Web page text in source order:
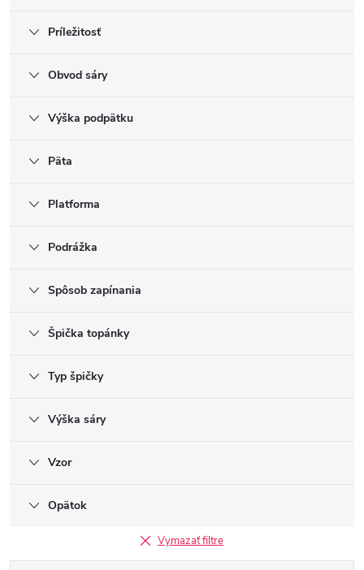
Príležitosť
Obvod sáry
Výška podpätku
Päta
Platforma
Podrážka
Spôsob zapínania
Špička topánky
Typ špičky
Výška sáry
Vzor
Opätok
Vymazať filtre